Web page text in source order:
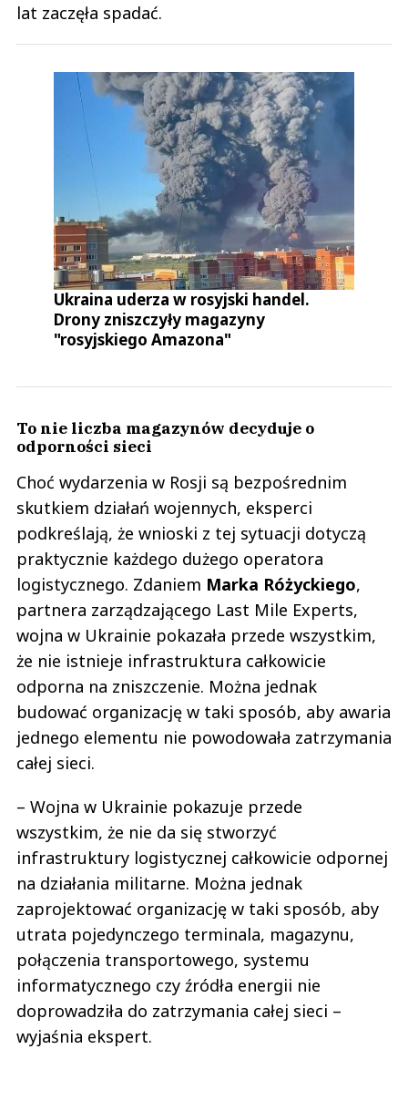
lat zaczęła spadać.
Ukraina uderza w rosyjski handel.
Drony zniszczyły magazyny
"rosyjskiego Amazona"
To nie liczba magazynów decyduje o
odporności sieci
Choć wydarzenia w Rosji są bezpośrednim
skutkiem działań wojennych, eksperci
podkreślają, że wnioski z tej sytuacji dotyczą
praktycznie każdego dużego operatora
logistycznego. Zdaniem Marka Różyckiego,
partnera zarządzającego Last Mile Experts,
wojna w Ukrainie pokazała przede wszystkim,
że nie istnieje infrastruktura całkowicie
odporna na zniszczenie. Można jednak
budować organizację w taki sposób, aby awaria
jednego elementu nie powodowała zatrzymania
całej sieci.
– Wojna w Ukrainie pokazuje przede
wszystkim, że nie da się stworzyć
infrastruktury logistycznej całkowicie odpornej
na działania militarne. Można jednak
zaprojektować organizację w taki sposób, aby
utrata pojedynczego terminala, magazynu,
połączenia transportowego, systemu
informatycznego czy źródła energii nie
doprowadziła do zatrzymania całej sieci –
wyjaśnia ekspert.